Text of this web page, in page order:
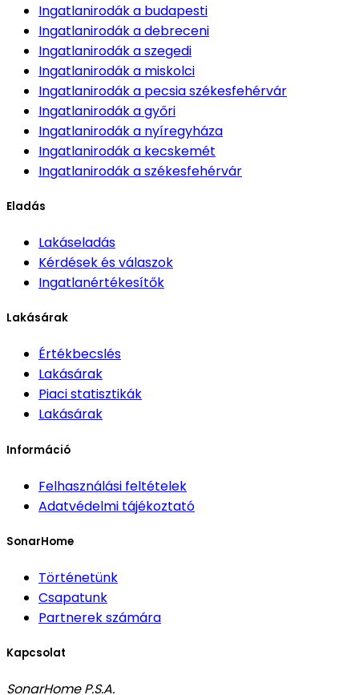
Ingatlanirodáka budapesti
Ingatlanirodáka debreceni
Ingatlanirodáka szegedi
Ingatlanirodáka miskolci
Ingatlanirodáka pecsia székesfehérvár
Ingatlanirodáka győri
Ingatlanirodáka nyíregyháza
Ingatlanirodáka kecskemét
Ingatlanirodáka székesfehérvár
Eladás
Lakáseladás
Kérdések és válaszok
Ingatlanértékesítők
Lakásárak
Értékbecslés
Lakásárak
Piaci statisztikák
Lakásárak
Információ
Felhasználási feltételek
Adatvédelmi tájékoztató
SonarHome
Történetünk
Csapatunk
Partnerek számára
Kapcsolat
SonarHome P.S.A.